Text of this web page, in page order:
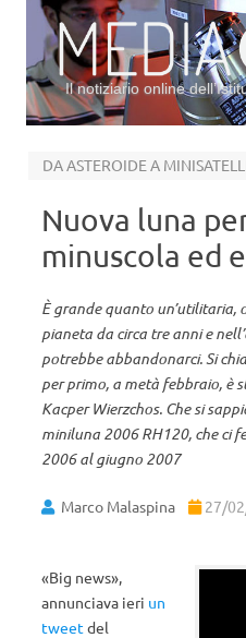
Il notiziario online
Nuova luna
minuscola ed
È grande quanto
pianeta da circa tre anni e
potrebbe abbandonarci. Si
per primo, a metà febbraio, è
Kacper Wierzchos. Che si
miniluna 2006 RH120, che ci
2006 al giugno 2007
Marco Malaspina 27/
«Big news»,
annunciava ieri un
tweet del